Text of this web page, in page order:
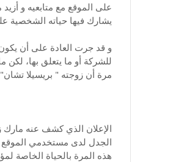
على الموقع مع متابعيه و
يشارك فيها حياته الشخصية
و قد جرت العادة على أن
للشركة أو ما يتعلق بها،
مرة أن زوجته " بريسيلا
الجدل لدى مستخدمي الموقع و
هذه المرة بالحياة الخاصة